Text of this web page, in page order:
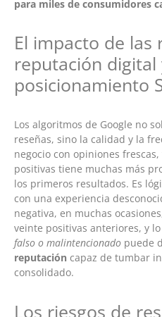
para miles de consumidores
El impacto de las
reputación digital
posicionamiento
Los algoritmos de Google no
reseñas, sino la calidad y la
negocio con opiniones
positivas tiene muchas más
los primeros resultados. Es
con una experiencia
negativa, en muchas
veinte positivas anteriores, y
falso o malintencionado puede
reputación capaz de tumbar
consolidado.
Los riesgos de